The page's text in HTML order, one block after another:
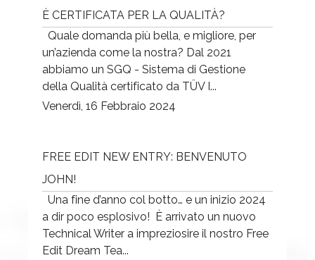
È CERTIFICATA PER LA QUALITÀ?
Quale domanda più bella, e migliore, per
un’azienda come la nostra? Dal 2021
abbiamo un SGQ - Sistema di Gestione
della Qualità certificato da TÜV I...
Venerdì, 16 Febbraio 2024
FREE EDIT NEW ENTRY: BENVENUTO
JOHN!
Una fine d’anno col botto… e un inizio 2024
a dir poco esplosivo! È arrivato un nuovo
Technical Writer a impreziosire il nostro Free
Edit Dream Tea...